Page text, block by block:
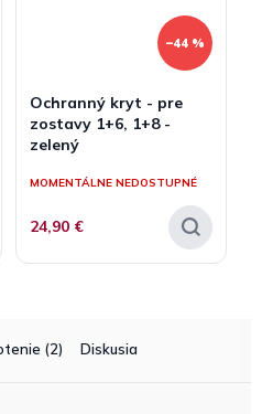
–44 %
Ochranný kryt - pre
zostavy 1+6, 1+8 -
zelený
MOMENTÁLNE NEDOSTUPNÉ
24,90 €
(2) Diskusia